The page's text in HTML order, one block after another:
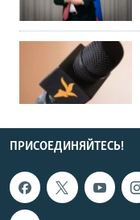
ПРИСОЕДИНЯЙТЕСЬ!